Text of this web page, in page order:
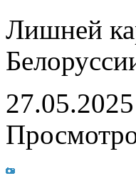
Лишней
27.05.2025